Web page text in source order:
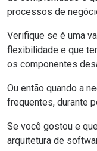
processos de
Verifique se é uma
flexibilidade e que
os componentes
Ou então quando a
frequentes, durante
Se você gostou e
arquitetura de